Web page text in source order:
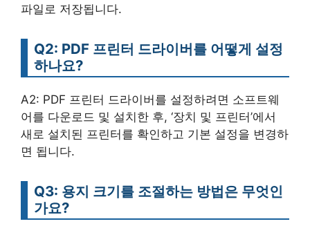
파일로 저장됩니다.
Q2: PDF 프린터 드라이버를 어떻게 설정
하나요?
A2: PDF 프린터 드라이버를 설정하려면 소프트웨
어를 다운로드 및 설치한 후, ‘장치 및 프린터’에서
새로 설치된 프린터를 확인하고 기본 설정을 변경하
면 됩니다.
Q3: 용지 크기를 조절하는 방법은 무엇인
가요?